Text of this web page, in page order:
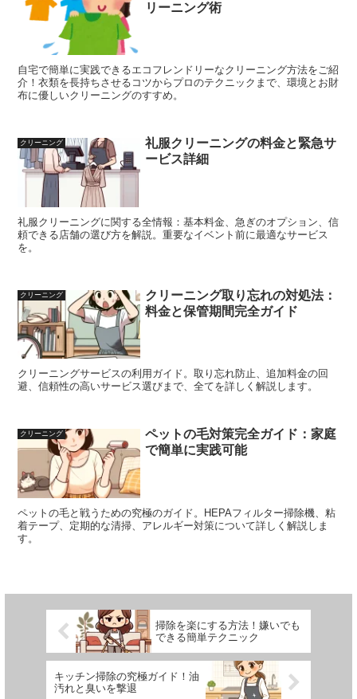
リーニング術
自宅で簡単に実践できるエコフレンドリーなクリーニング方法をご紹
介！衣類を長持ちさせるコツからプロのテクニックまで、環境とお財
布に優しいクリーニングのすすめ。
クリーニング
礼服クリーニングの料金と緊急サ
ービス詳細
礼服クリーニングに関する全情報：基本料金、急ぎのオプション、信
頼できる店舗の選び方を解説。重要なイベント前に最適なサービス
を。
クリーニング
クリーニング取り忘れの対処法：
料金と保管期間完全ガイド
クリーニングサービスの利用ガイド。取り忘れ防止、追加料金の回
避、信頼性の高いサービス選びまで、全てを詳しく解説します。
クリーニング
ペットの毛対策完全ガイド：家庭
で簡単に実践可能
ペットの毛と戦うための究極のガイド。HEPAフィルター掃除機、粘
着テープ、定期的な清掃、アレルギー対策について詳しく解説しま
す。
掃除を楽にする方法！嫌いでも
できる簡単テクニック
キッチン掃除の究極ガイド！油
汚れと臭いを撃退